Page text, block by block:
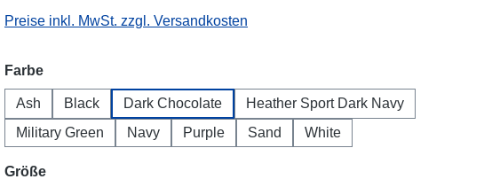
Preise inkl. MwSt. zzgl. Versandkosten
Farbeauswählen
Ash Black Dark Chocolate
Heather Sport Dark Navy
Military Green
Navy Purple Sand White
Größeauswählen